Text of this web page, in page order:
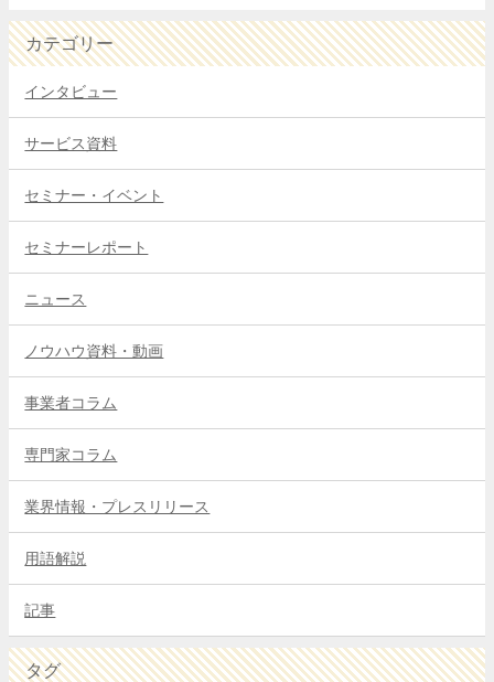
カテゴリー
インタビュー
サービス資料
セミナー・イベント
セミナーレポート
ニュース
ノウハウ資料・動画
事業者コラム
専門家コラム
業界情報・プレスリリース
用語解説
記事
タグ